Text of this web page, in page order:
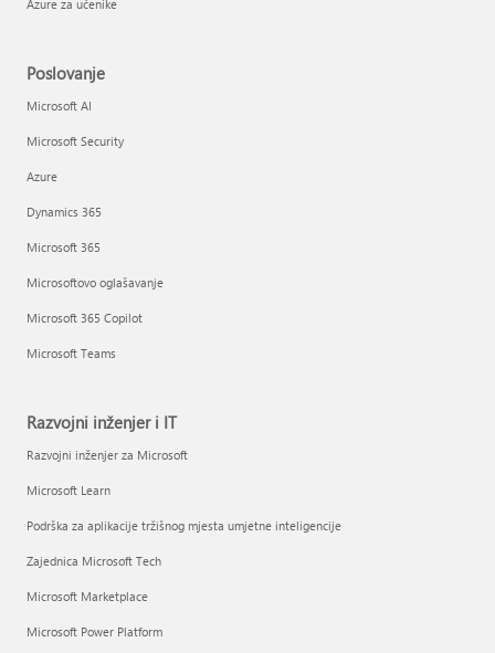
Azure za učenike
Poslovanje
Microsoft AI
Microsoft Security
Azure
Dynamics 365
Microsoft 365
Microsoftovo oglašavanje
Microsoft 365 Copilot
Microsoft Teams
Razvojni inženjer i IT
Razvojni inženjer za Microsoft
Microsoft Learn
Podrška za aplikacije tržišnog mjesta umjetne inteligencije
Zajednica Microsoft Tech
Microsoft Marketplace
Microsoft Power Platform